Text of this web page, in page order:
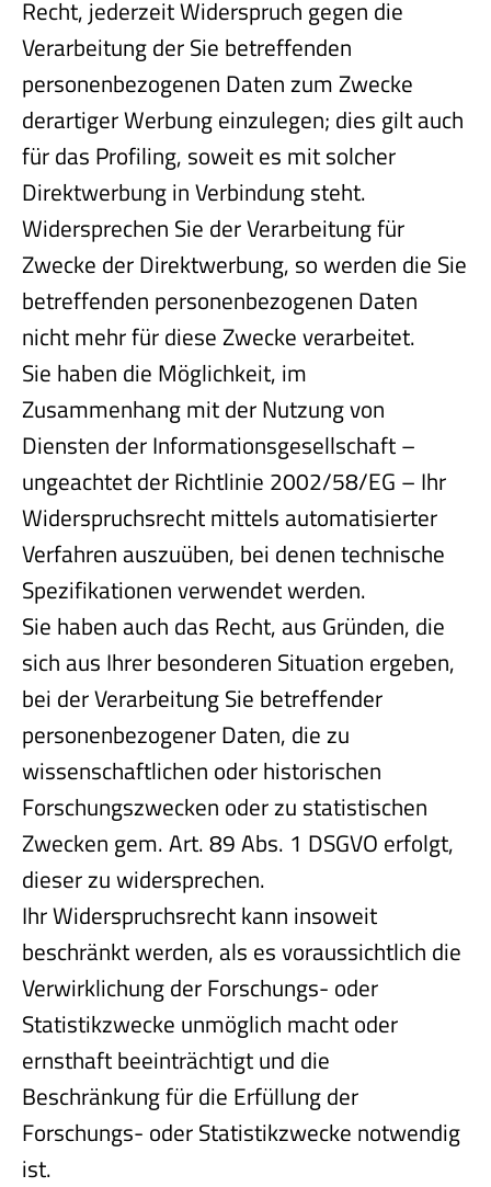
Recht, jederzeit Widerspruch gegen die
Verarbeitung der Sie betreffenden
personenbezogenen Daten zum Zwecke
derartiger Werbung einzulegen; dies gilt auch
für das Profiling, soweit es mit solcher
Direktwerbung in Verbindung steht.
Widersprechen Sie der Verarbeitung für
Zwecke der Direktwerbung, so werden die Sie
betreffenden personenbezogenen Daten
nicht mehr für diese Zwecke verarbeitet.
Sie haben die Möglichkeit, im
Zusammenhang mit der Nutzung von
Diensten der Informationsgesellschaft –
ungeachtet der Richtlinie 2002/58/EG – Ihr
Widerspruchsrecht mittels automatisierter
Verfahren auszuüben, bei denen technische
Spezifikationen verwendet werden.
Sie haben auch das Recht, aus Gründen, die
sich aus Ihrer besonderen Situation ergeben,
bei der Verarbeitung Sie betreffender
personenbezogener Daten, die zu
wissenschaftlichen oder historischen
Forschungszwecken oder zu statistischen
Zwecken gem. Art. 89 Abs. 1 DSGVO erfolgt,
dieser zu widersprechen.
Ihr Widerspruchsrecht kann insoweit
beschränkt werden, als es voraussichtlich die
Verwirklichung der Forschungs- oder
Statistikzwecke unmöglich macht oder
ernsthaft beeinträchtigt und die
Beschränkung für die Erfüllung der
Forschungs- oder Statistikzwecke notwendig
ist.